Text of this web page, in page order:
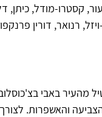
קסטרו-מודל, כיתן,
רנואר, דורין
אנשי טקסטיל מהעיר באבי
והאשפרות.